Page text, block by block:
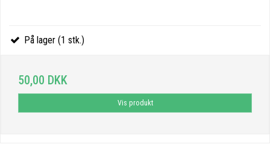
På lager (1 stk.)
50,00 DKK
Vis produkt